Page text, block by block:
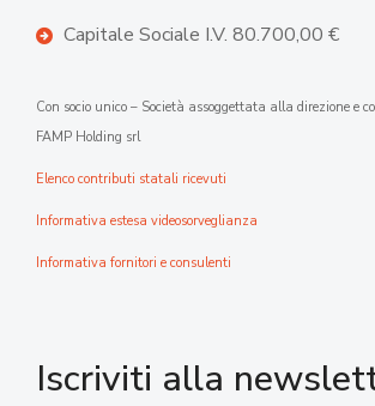
Capitale Sociale I.V. 80.700,00 €
Con socio unico – Società assoggettata alla direzione e
FAMP Holding srl
Elenco contributi statali ricevuti
Informativa estesa videosorveglianza
Informativa fornitori e consulenti
Iscriviti alla